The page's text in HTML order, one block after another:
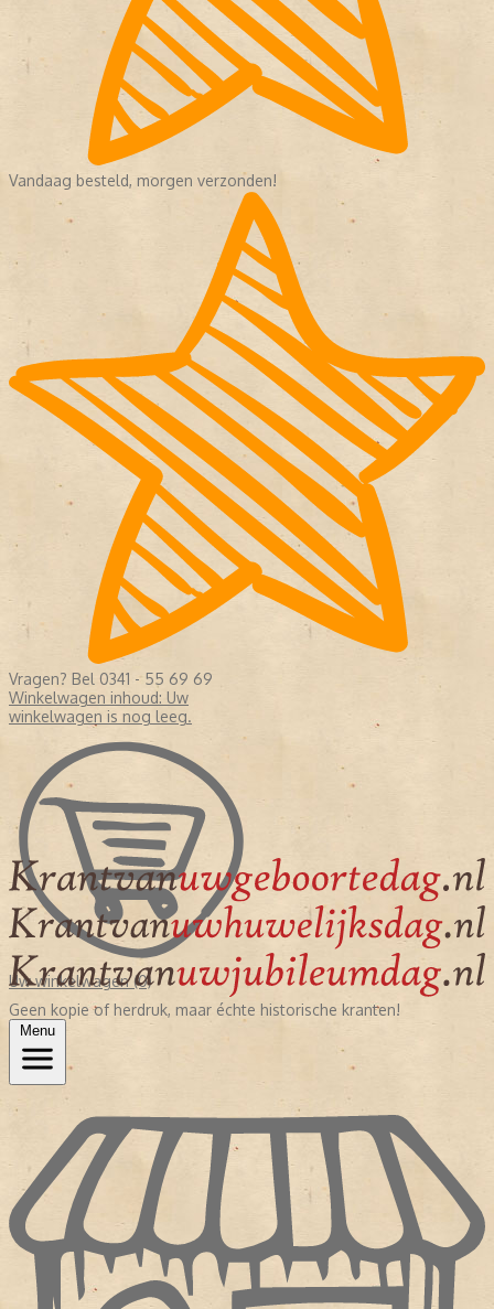
Vandaag besteld, morgen verzonden!
Vragen? Bel 0341 - 55 69 69
Winkelwagen inhoud: Uw
winkelwagen is nog leeg.
Uw winkelwagen (0)
Geen kopie of herdruk, maar échte historische kranten!
Menu